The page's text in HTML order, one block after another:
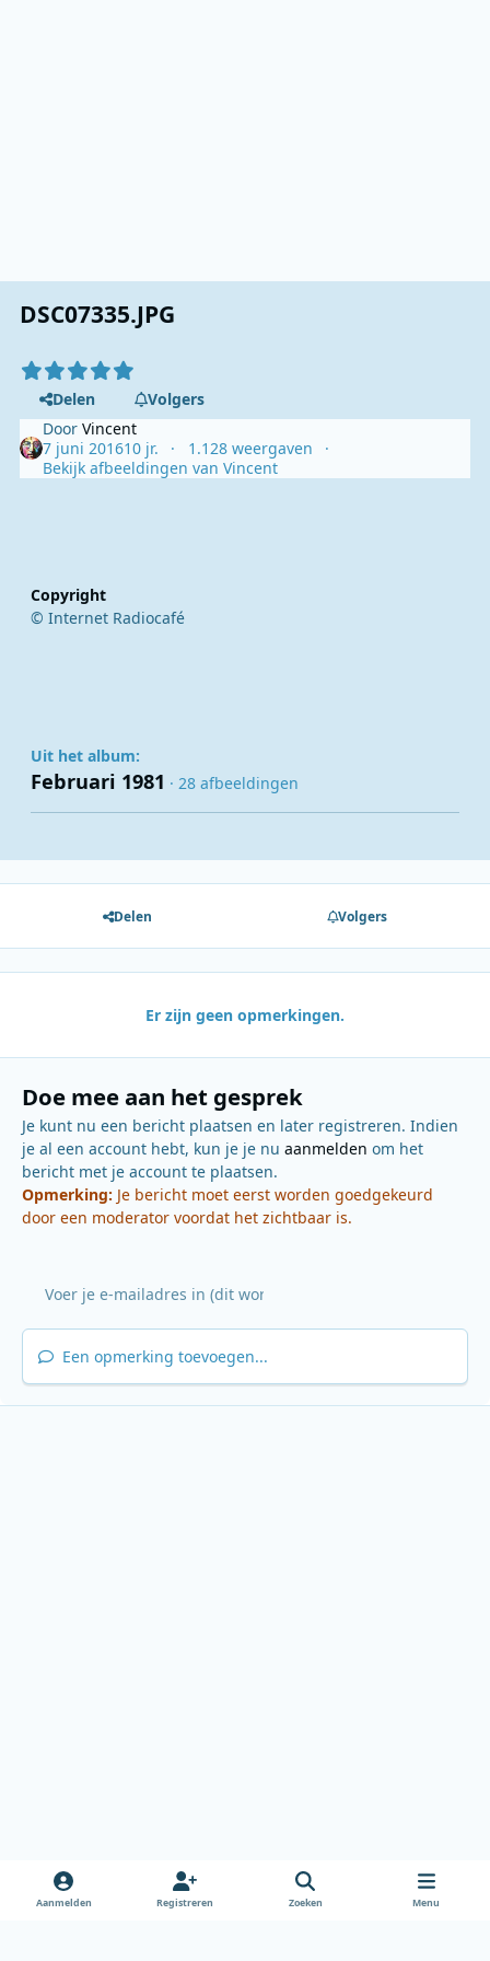
DSC07335.JPG
Delen
Volgers
DoorVincent
7 juni 201610 jr.
1.128 weergaven
Bekijk afbeeldingen van Vincent
Copyright
© Internet Radiocafé
Uit het album:
Februari 1981 · 28 afbeeldingen
Delen Volgers
Er zijn geen opmerkingen.
Doe mee aan het gesprek
Je kunt nu een bericht plaatsen en later registreren. Indien
je al een account hebt, kun je je nu aanmelden om het
bericht met je account te plaatsen.
Opmerking: Je bericht moet eerst worden goedgekeurd
door een moderator voordat het zichtbaar is.
Een opmerking toevoegen...
Aanmelden Registreren Zoeken Menu